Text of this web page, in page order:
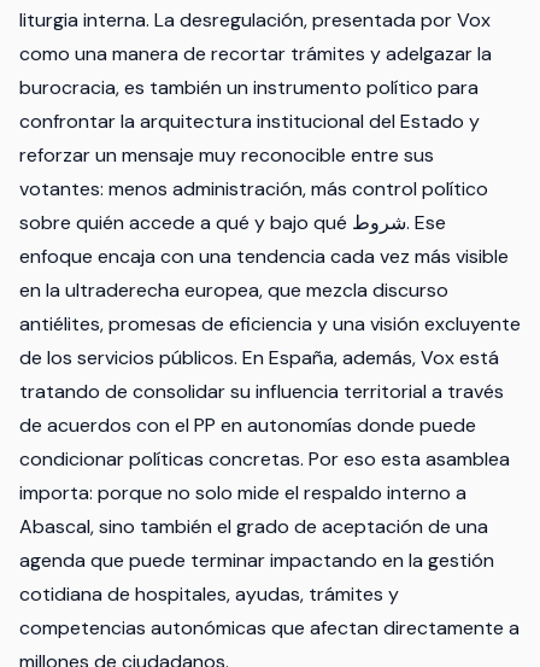
liturgia interna. La desregulación, presentada por Vox
como una manera de recortar trámites y adelgazar la
burocracia, es también un instrumento político para
confrontar la arquitectura institucional del Estado y
reforzar un mensaje muy reconocible entre sus
votantes: menos administración, más control político
sobre quién accede a qué y bajo qué شروط. Ese
enfoque encaja con una tendencia cada vez más visible
en la ultraderecha europea, que mezcla discurso
antiélites, promesas de eficiencia y una visión excluyente
de los servicios públicos. En España, además, Vox está
tratando de consolidar su influencia territorial a través
de acuerdos con el PP en autonomías donde puede
condicionar políticas concretas. Por eso esta asamblea
importa: porque no solo mide el respaldo interno a
Abascal, sino también el grado de aceptación de una
agenda que puede terminar impactando en la gestión
cotidiana de hospitales, ayudas, trámites y
competencias autonómicas que afectan directamente a
millones de ciudadanos.